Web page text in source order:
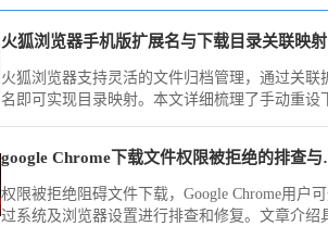
火狐浏览器支持灵活的文件归档管理，通过关联
名即可实现目录映射。本文详细梳理了手动重设
google
权限被拒绝阻碍文件下载，Google Chrome用户
过系统及浏览器设置进行排查和修复。文章介绍